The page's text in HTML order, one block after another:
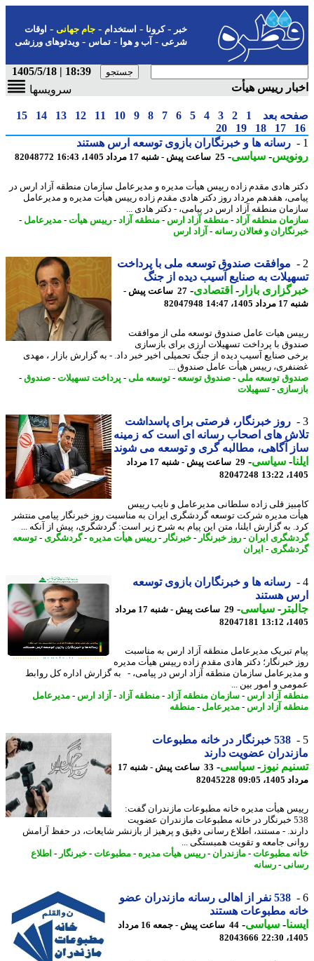
-کرونا-استخدام- جام جهانی-اوقات
شرعی-آب و هوا-تماس-ویدئوهای ورزشی
18:39 | 1405/5/18
رییس هیأت
سرویسها
بعد 1
2
3
4
5
6
7
8
9
10
11
12
13
14
15
17
18
19
20
رسانه ها و خبرنگاران بازوی توسعه ارس هستند
-سیاسی-25 ساعت پیش - شنبه 17 مرداد 1405، 16:43 82048772
هادی مقدم زاده رییس هیأت مدیره و مدیرعامل سازمان منطقه آزاد ارس در
هفدهم مرداد روز دکتر هادی مقدم زاده رییس هیأت مدیره و مدیرعامل
منطقه آزاد ارس در پیامی، - دکتر هادی ...
منطقه آزاد - منطقه آزاد ارس -منطقه آزاد - رییس هیأت-مدیرعامل-
و فعالان رسانه-آزاد ارس
موافقت صندوق توسعه ملی با پرداخت
به صنایع آسیب دیده از جنگ
بازار- اقتصادی-
27 ساعت پیش -
14:47
82047948
هیات عامل صندوق توسعه ملی از موافقت
با پرداخت تسهیلات ارزی برای بازسازی
صنایع آسیب دیده از جنگ تحمیلی اخیر خبر داد. - به گزارش بازار ، مهدی
رییس هیأت عامل صندوق ...
توسعه ملی -صندوق توسعه-توسعه ملی -پرداخت تسهیلات-صندوق-
- تسهیلات
روز خبرنگار، فرصتی برای پاسداشت
های اصحاب رسانه ای است که زمینه
آگاهی، مطالبه گری و توسعه می شوند
-سیاسی-
29 ساعت پیش - شنبه 17 مرداد
82047248
قلی زاده سلطانی مدیرعامل و نایب رییس
مدیره شرکت توسعه گردشگری ایران به مناسبت روز خبرنگار پیامی منتشر
به گزارش ایلنا، متن این پیام به شرح زیر است: گردشگری، پیش از آنکه ...
ایران - روز خبرنگار -خبرنگار -رییس هیأت مدیره-گردشگری- توسعه
- ایران
رسانه ها و خبرنگاران بازوی توسعه
هستند
-سیاسی-
29 ساعت پیش - شنبه 17 مرداد
82047181
تبریک مدیرعامل منطقه آزاد ارس به مناسبت
خبرنگار؛ دکتر هادی مقدم زاده رییس هیأت مدیره
سازمان منطقه آزاد ارس در پیامی، - به گزارش اداره کل روابط
و امور بین ...
آزاد ارس -سازمان منطقه آزاد - منطقه آزاد - آزاد ارس -مدیرعامل
آزاد ارس -مدیرعامل-منطقه
538 خبرنگار در خانه مطبوعات
عضویت دارند
نیوز-سیاسی-
33 ساعت پیش - شنبه 17
09:05
82045228
هیأت مدیره خانه مطبوعات مازندران گفت:
538 خبرنگار در خانه مطبوعات مازندران عضویت
- مستند، اطلاع رسانی دقیق و پرهیز از بازنشر شایعات، در حفظ آرامش
جامعه و تقویت همبستگی ...
مطبوعات-مازندران- رییس هیأت مدیره-مطبوعات-خبرنگار -اطلاع
-رسانه
538 نفر از اهالی رسانه مازندران عضو
مطبوعات هستند
-سیاسی-
44 ساعت پیش - جمعه 16 مرداد
82043666